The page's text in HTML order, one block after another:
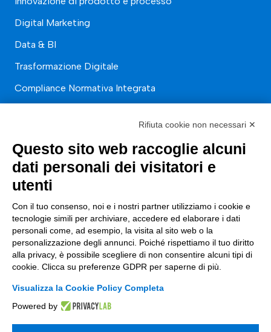
Digital Marketing
Data & BI
Trasformazione Digitale
Compliance Normativa Integrata
Smart Factory
Supply Chain
Soluzioni Custom
Soluzioni AI
Compliance
Contacts
info@tinextainnovationhub.com
+39 0522 733711
Rifiuta cookie non necessari ✕
Questo sito web raccoglie alcuni
dati personali dei visitatori e
utenti
Con il tuo consenso, noi e i nostri partner utilizziamo i cookie e
tecnologie simili per archiviare, accedere ed elaborare i dati
personali come, ad esempio, la visita al sito web o la
personalizzazione degli annunci. Poiché rispettiamo il tuo diritto
alla privacy, è possibile scegliere di non consentire alcuni tipi di
cookie. Clicca su preferenze GDPR per saperne di più.
Visualizza la Cookie Policy Completa
Powered by